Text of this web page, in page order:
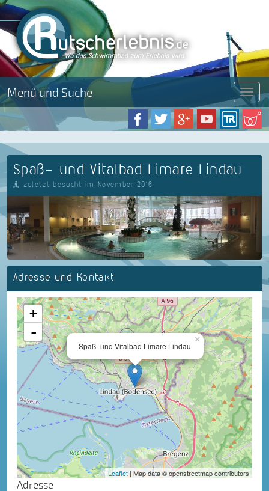
Menü und Suche Menü
Spaß- und Vitalbad Limare Lindau
zuletzt besucht im November 2016
Adresse und Kontakt
×
Spaß- und Vitalbad Limare Lindau
+
-
Leaflet | Map data © openstreetmap contributors
Adresse